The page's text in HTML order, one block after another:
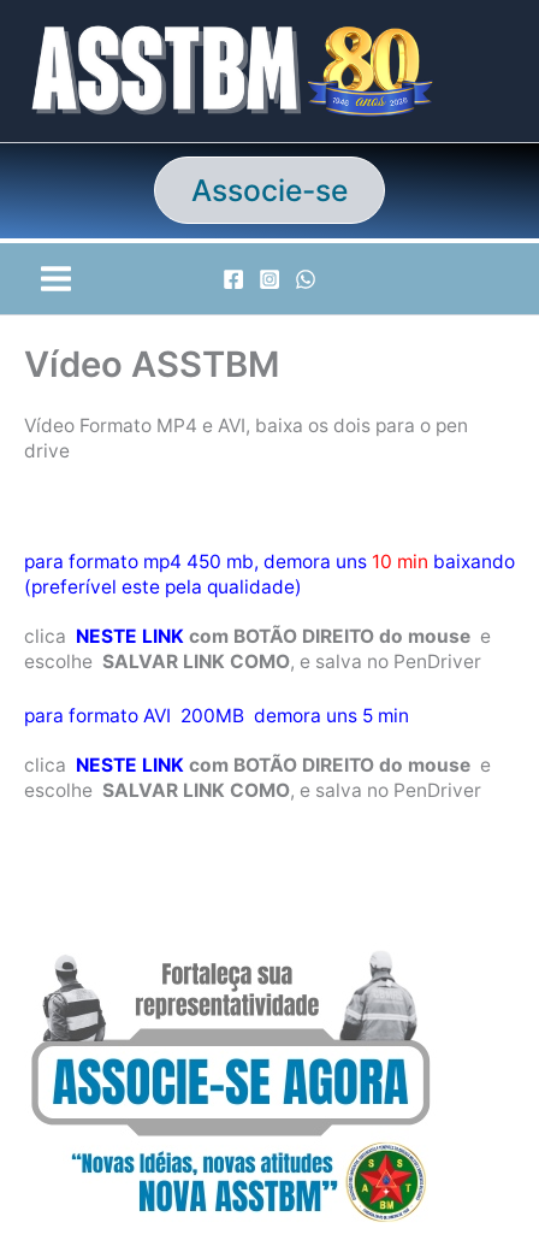
conteúdo
Associe-se
Vídeo ASSTBM
Vídeo Formato MP4 e AVI, baixa os dois para o pen
drive
para formato mp4 450 mb, demora uns 10 min baixando
(preferível este pela qualidade)
clica NESTE LINK com BOTÃO DIREITO do mouse e
escolhe SALVAR LINK COMO, e salva no PenDriver
para formato AVI 200MB demora uns 5 min
clica NESTE LINK com BOTÃO DIREITO do mouse e
escolhe SALVAR LINK COMO, e salva no PenDriver